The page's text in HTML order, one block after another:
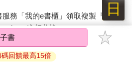
務「我的e書櫃」領取複製『兌換
進行兌換。
所購買的電子書僅能以金石堂專屬
書
回饋最高15倍
日